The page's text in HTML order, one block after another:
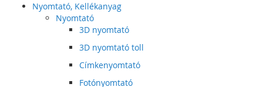
Nyomtató, Kellékanyag
Nyomtató
3D nyomtató
3D nyomtató toll
Címkenyomtató
Fotónyomtató